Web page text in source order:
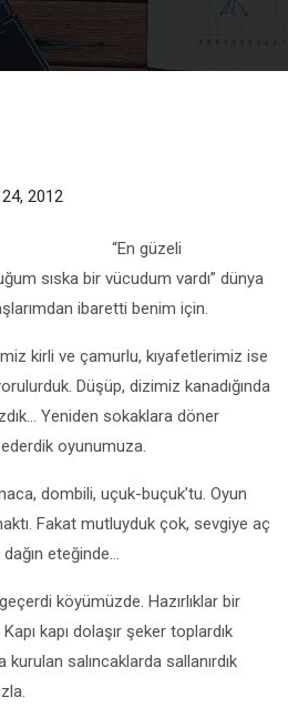
24, 2012
“En güzeli
sıska bir vücudum vardı” dünya
ibaretti benim için.
kirli ve çamurlu, kıyafetlerimiz ise
Düşüp, dizimiz kanadığında
Yeniden sokaklara döner
ederdik oyunumuza.
dombili, uçuk-buçuk’tu. Oyun
Fakat mutluyduk çok, sevgiye aç
eteğinde…
köyümüzde. Hazırlıklar bir
kapı dolaşır şeker toplardık
salıncaklarda sallanırdık